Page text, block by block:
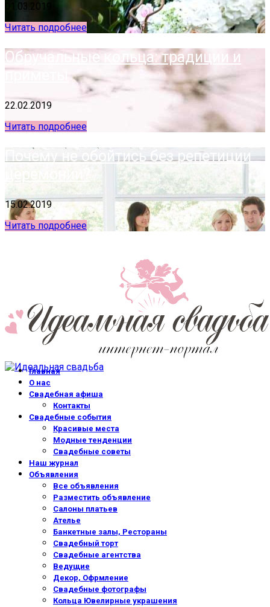
01.03.2019
Читать подробнее
Обручальные кольца: традиции и
приметы
22.02.2019
Читать подробнее
Почему не обойтись без репетиции
церемонии?
15.02.2019
Читать подробнее
Главная
О нас
Свадебная афиша
Контакты
Свадебные события
Красивые места
Модные тенденции
Свадебные советы
Наш журнал
Объявления
Все объявления
Разместить объявление
Салоны платьев
Ателье
Банкетные залы, Рестораны
Свадебный торт
Свадебные агентства
Ведущие
Декор, Офрмление
Свадебные фотографы
Кольца Ювелирные украшения